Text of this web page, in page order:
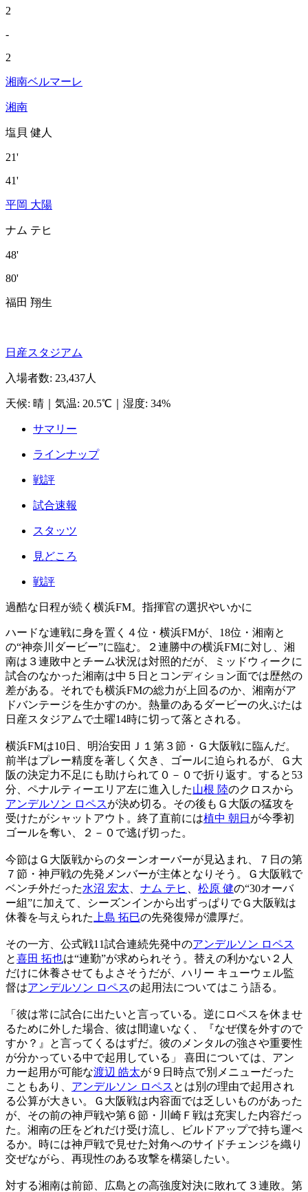
2
-
2
湘南ベルマーレ
湘南
塩貝 健人
21'
41'
平岡 大陽
ナム テヒ
48'
80'
福田 翔生
日産スタジアム
入場者数: 23,437人
天候: 晴 気温: 20.5℃ 湿度: 34%
サマリー
ラインナップ
戦評
試合速報
スタッツ
見どころ
戦評
過酷な日程が続く横浜FM。指揮官の選択やいかに
ハードな連戦に身を置く４位・横浜FMが、18位・湘南と
の“神奈川ダービー”に臨む。２連勝中の横浜FMに対し、湘
南は３連敗中とチーム状況は対照的だが、ミッドウィークに
試合のなかった湘南は中５日とコンディション面では歴然の
差がある。それでも横浜FMの総力が上回るのか、湘南がア
ドバンテージを生かすのか。熱量のあるダービーの火ぶたは
日産スタジアムで土曜14時に切って落とされる。
横浜FMは10日、明治安田Ｊ１第３節・Ｇ大阪戦に臨んだ。
前半はプレー精度を著しく欠き、ゴールに迫られるが、Ｇ大
阪の決定力不足にも助けられて０－０で折り返す。すると53
分、ペナルティーエリア左に進入した山根 陸のクロスから
アンデルソン ロペスが決め切る。その後もＧ大阪の猛攻を
受けたがシャットアウト。終了直前には植中 朝日 が今季初
ゴールを奪い、２－０で逃げ切った。
今節はＧ大阪戦からのターンオーバーが見込まれ、７日の第
７節・神戸戦の先発メンバーが主体となりそう。Ｇ大阪戦で
ベンチ外だった水沼 宏太 ナム テヒ 松原 健の“30オーバ
ー組”に加えて、シーズンインから出ずっぱりでＧ大阪戦は
休養を与えられた 上島 拓巳の先発復帰が濃厚だ。
その一方、公式戦11試合連続先発中のアンデルソン ロペス
と喜田 拓也は“連勤”が求められそう。替えの利かない２人
だけに休養させてもよさそうだが、ハリー キューウェル監
督はアンデルソン ロペスの起用法についてはこう語る。
「彼は常に試合に出たいと言っている。逆にロペスを休ませ
るために外した場合、彼は間違いなく、『なぜ僕を外すので
すか？』と言ってくるはずだ。彼のメンタルの強さや重要性
が分かっている中で起用している」 喜田については、アン
カー起用が可能な渡辺 皓太が９日時点で別メニューだった
こともあり、 アンデルソン ロペス とは別の理由で起用され
る公算が大きい。Ｇ大阪戦は内容面では乏しいものがあった
が、その前の神戸戦や第６節・川崎Ｆ戦は充実した内容だっ
た。湘南の圧をどれだけ受け流し、ビルドアップで持ち運べ
るか。時には神戸戦で見せた対角へのサイドチェンジを織り
交ぜながら、再現性のある攻撃を構築したい。
対する湘南は前節、広島との高強度対決に敗れて３連敗。第